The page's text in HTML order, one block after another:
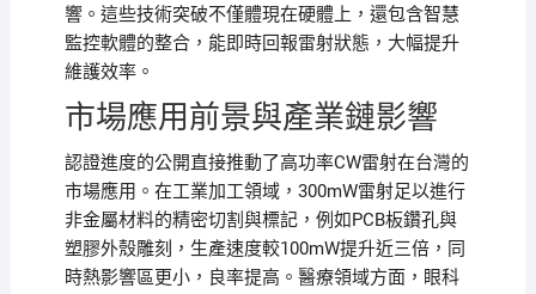
響。這些技術突破不僅體現在硬體上，還包含智慧
監控軟體的整合，能即時回報雷射狀態，大幅提升
維護效率。
市場應用前景與產業鏈影響
認證進度的公開直接推動了高功率CW雷射在台灣的
市場應用。在工業加工領域，300mW雷射足以進行
非金屬材料的精密切割與標記，例如PCB板鑽孔與
塑膠外殼雕刻，生產速度較100mW提升近三倍，同
時熱影響區更小，良率提高。醫療領域方面，眼科